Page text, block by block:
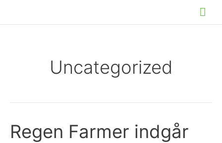
Uncategorized
Regen Farmer indgår